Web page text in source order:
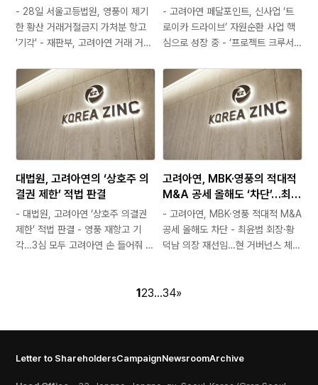
판결 “황산 처리방안 마련할 여
유 있었음에도 영풍 측 노력 부
족해 보여”
- 28일 서울고등법원, 영풍이 제기
한 황산 거래거절금지 가처분 항고
'기각' - 재판부, 고려아연 거래 거절
풍 측 주장 모두 배척 - 재판부 “영풍
이 2003년부터 현재까지 충분한 시
간적 여유가 있었음에도 고려아연에
황산 처리를 위탁한 채 다른 대체…
디스커버리 수집 정보의 적법성
과 유효성, 증거능력 등은 별개
- 고려아연 페달포인트, 신사업 ‘트
로이카 드라이브’ 자원순환 사업 핵
심으로 성장 중 - ‘프로젝트 크루서
제련소 완공 시 시너지 극대화 영풍
측이 미국 법원의 ‘증거 수집’ 절차에
대한 항소심 결과를 왜곡·과장하며
고려아연과 페달포인트의 기업가치
를 훼손하는 시도를 지속적으로 이어
대법원, 고려아연의 ‘상호주 의
결권 제한’ 적법 판결
- 대법원, 고려아연 ‘상호주 의결권
제한’ 적법 판결 - 영풍 재항고 기
각…3심 모두 고려아연 손 들어줘 -
법성 재확인” 대법원이 영풍 측이 제
고려아연, MBK·영풍의 적대적
M&A 공세 올해도 ‘차단’…최윤
범 회장, 황덕남 의장 ‘이사 재선
임’
- 고려아연, MBK·영풍 적대적 M&A
공세 올해도 차단 - 최윤범 회장·황
덕남 의장 재선임…현 거버넌스 체제
최대 실적·핵심광물 공급망 전략에
123…34»
Letter to ShareholdersCampaignNewsroomArchive